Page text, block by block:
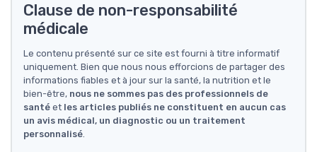
Clause de non-responsabilité
médicale
Le contenu présenté sur ce site est fourni à titre informatif
uniquement. Bien que nous nous efforcions de partager des
informations fiables et à jour sur la santé, la nutrition et le
bien-être, nous ne sommes pas des professionnels de
santé et les articles publiés ne constituent en aucun cas
un avis médical, un diagnostic ou un traitement
personnalisé